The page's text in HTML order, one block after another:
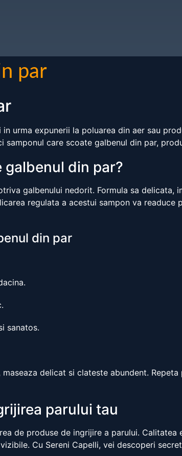
par
urma expunerii la poluarea din aer sau
care scoate galbenul din par,
din par?
galbenului nedorit. Formula sa delicata,
regulata a acestui sampon va readuce
din par
sanatos.
delicat si clateste abundent.
parului tau
de produse de ingrijire a parului.
Cu Sereni Capelli, vei descoperi